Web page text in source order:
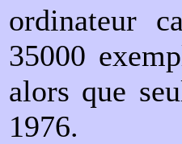
ordinateur
35000
alors que
1976.